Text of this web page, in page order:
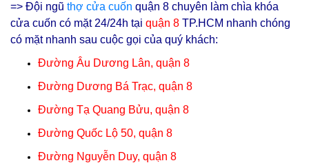
=> Đội ngũ thợ cửa cuốn quận 8 chuyên làm chìa khóa
cửa cuốn có mặt 24/24h tại quận 8 TP.HCM nhanh chóng
có mặt nhanh sau cuộc gọi của quý khách:
Đường Âu Dương Lân, quận 8
Đường Dương Bá Trạc, quận 8
Đường Tạ Quang Bửu, quận 8
Đường Quốc Lộ 50, quận 8
Đường Nguyễn Duy, quận 8